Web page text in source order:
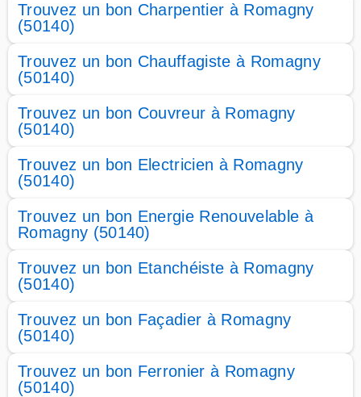
Trouvez un bon Charpentier à Romagny
(50140)
Trouvez un bon Chauffagiste à Romagny
(50140)
Trouvez un bon Couvreur à Romagny
(50140)
Trouvez un bon Electricien à Romagny
(50140)
Trouvez un bon Energie Renouvelable à
Romagny (50140)
Trouvez un bon Etanchéiste à Romagny
(50140)
Trouvez un bon Façadier à Romagny
(50140)
Trouvez un bon Ferronier à Romagny
(50140)